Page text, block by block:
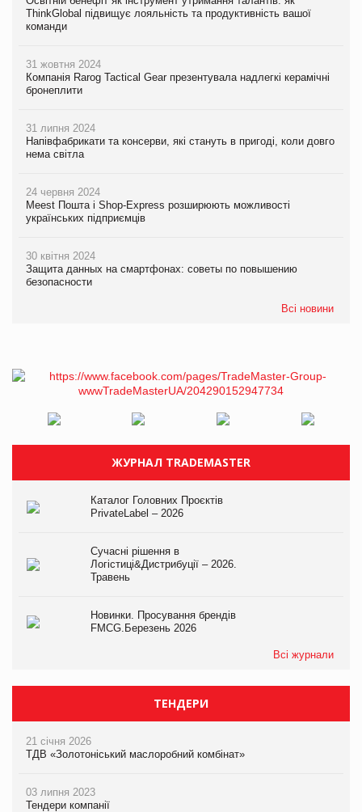
ThinkGlobal підвищує лояльність та продуктивність вашої
команди
31 жовтня 2024
Компанія Rarog Tactical Gear презентувала надлегкі керамічні
бронеплити
31 липня 2024
Напівфабрикати та консерви, які стануть в пригоді, коли довго
нема світла
24 червня 2024
Meest Пошта і Shop-Express розширюють можливості
українських підприємців
30 квітня 2024
Защита данных на смартфонах: советы по повышению
безопасности
Всі новини
ЖУРНАЛ TRADEMASTER
Каталог Головних Проєктів
PrivateLabel – 2026
Сучасні рішення в
Логістиці&Дистрибуції – 2026.
Травень
Новинки. Просування брендів
FMCG.Березень 2026
Всі журнали
ТЕНДЕРИ
21 січня 2026
ТДВ «Золотоніський маслоробний комбінат»
03 липня 2023
Тендери компанії